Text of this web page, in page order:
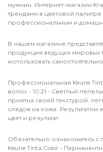
мужчин. Интернет-магазин
трендами в цветовой
профессиональным и
В нашем магазине
продукция ведущих
использовать
Профессиональная Keune
волос - 10.21 - Светлый
приятна своей текстурой,
следов на коже.
цвет и результат.
Обязательно ознакомьтесь
Keune Tinta Color -